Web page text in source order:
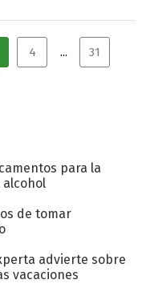
4 ... 31
para la
alcohol
de tomar
advierte sobre
vacaciones